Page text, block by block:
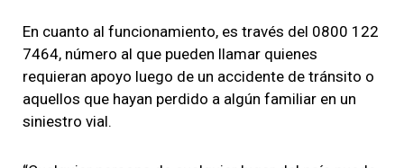
En cuanto al funcionamiento, es través del 0800 122
7464, número al que pueden llamar quienes
requieran apoyo luego de un accidente de tránsito o
aquellos que hayan perdido a algún familiar en un
siniestro vial.